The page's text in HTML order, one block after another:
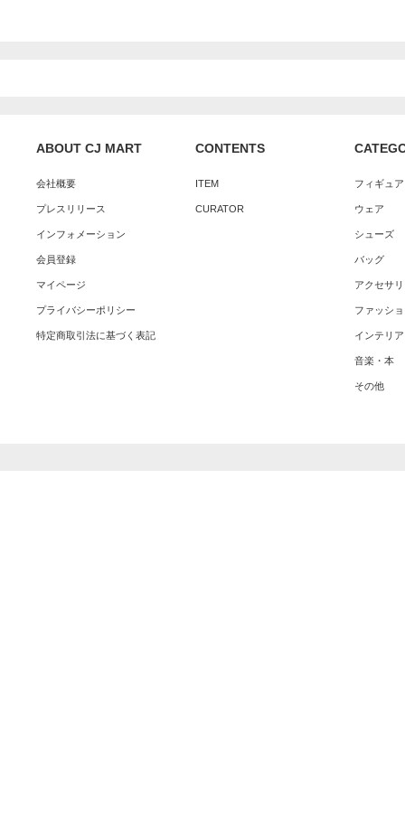
ABOUT CJ MART
会社概要
プレスリリース
インフォメーション
会員登録
マイページ
プライバシーポリシー
特定商取引法に基づく表記
CONTENTS
ITEM
CURATOR
フィギュ
ウェア
シューズ
バッグ
アクセサ
ファッシ
インテリア
音楽・本
その他